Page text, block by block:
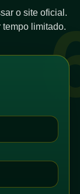
o site oficial.
limitado.